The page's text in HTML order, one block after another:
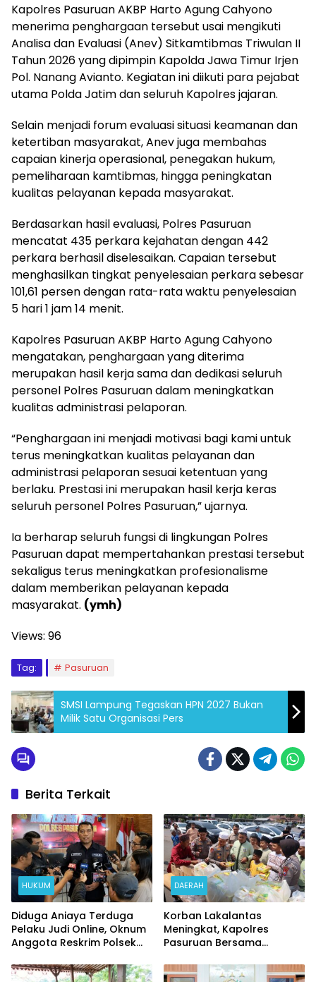
Kapolres Pasuruan AKBP Harto Agung Cahyono
menerima penghargaan tersebut usai mengikuti
Analisa dan Evaluasi (Anev) Sitkamtibmas Triwulan II
Tahun 2026 yang dipimpin Kapolda Jawa Timur Irjen
Pol. Nanang Avianto. Kegiatan ini diikuti para pejabat
utama Polda Jatim dan seluruh Kapolres jajaran.
Selain menjadi forum evaluasi situasi keamanan dan
ketertiban masyarakat, Anev juga membahas
capaian kinerja operasional, penegakan hukum,
pemeliharaan kamtibmas, hingga peningkatan
kualitas pelayanan kepada masyarakat.
Berdasarkan hasil evaluasi, Polres Pasuruan
mencatat 435 perkara kejahatan dengan 442
perkara berhasil diselesaikan. Capaian tersebut
menghasilkan tingkat penyelesaian perkara sebesar
101,61 persen dengan rata-rata waktu penyelesaian
5 hari 1 jam 14 menit.
Kapolres Pasuruan AKBP Harto Agung Cahyono
mengatakan, penghargaan yang diterima
merupakan hasil kerja sama dan dedikasi seluruh
personel Polres Pasuruan dalam meningkatkan
kualitas administrasi pelaporan.
“Penghargaan ini menjadi motivasi bagi kami untuk
terus meningkatkan kualitas pelayanan dan
administrasi pelaporan sesuai ketentuan yang
berlaku. Prestasi ini merupakan hasil kerja keras
seluruh personel Polres Pasuruan,” ujarnya.
Ia berharap seluruh fungsi di lingkungan Polres
Pasuruan dapat mempertahankan prestasi tersebut
sekaligus terus meningkatkan profesionalisme
dalam memberikan pelayanan kepada
masyarakat. (ymh)
Views: 96
Tag: Pasuruan
SMSI Lampung Tegaskan HPN 2027 Bukan
Milik Satu Organisasi Pers
Berita Terkait
HUKUM
Diduga Aniaya Terduga
Pelaku Judi Online, Oknum
Anggota Reskrim Polsek
DAERAH
Korban Lakalantas
Meningkat, Kapolres
Pasuruan Bersama
Ghaib dan Doa Bersama